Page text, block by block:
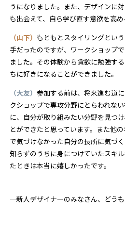
うになりました。また、デザインに
も出会えて、自ら学び直す意欲を高め
（山下） もともとスタイリングとい
手だったのですが、ワークショップ
ました。その体験から貪欲に勉強す
ちに好きになることができました。
（大友） 参加する前は、将来進む道
クショップで専攻分野にとらわれな
に、自分が取り組みたい分野を見つ
とができたと思っています。また他
で気づけなかった自分の長所に気づ
知らずのうちに身につけていたスキ
たときは本当に嬉しかったです。
―新人デザイナーのみなさん、どう